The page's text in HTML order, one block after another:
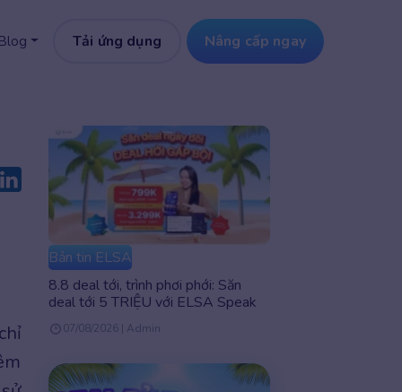
Blog Tải ứng dụng Nâng cấp ngay
Bản tin ELSA
8.8 deal tới, trình phơi phới: Săn
deal tới 5 TRIỆU với ELSA Speak
07/08/2026 | Admin